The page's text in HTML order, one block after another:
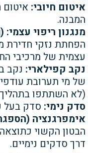
איטום חיובי: איטום
המבנה.
מנגנון ריפוי עצמי: (
הפחתת נזקי חדירת
עצמית של מרכיבי
נקב קפילארי: נקב
של מי תערובת
(לא השתתפו בתהליך
סדק נימי: סדק בעל
אימפרגנציה
הבטון הקשוי
דרך סדקים נימיים.